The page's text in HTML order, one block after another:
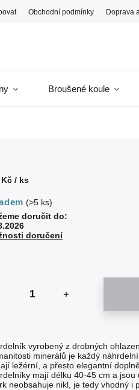
Obchodní podmínky Doprava
Broušené koule
Kč/ ks
(>5 ks)
doručit do:
doručení
vyrobený z drobných
minerálů je každý
ležérní, a přesto elegantní
mají délku 40-45 cm a
neobsahuje nikl, je tedy vhodný i